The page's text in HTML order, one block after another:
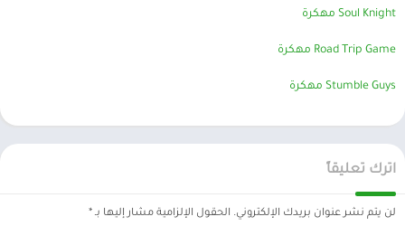
Soul Knight مهكرة
Road Trip Game مهكرة
Stumble Guys مهكرة
اترك تعليقاً
لن يتم نشر عنوان بريدك الإلكتروني. الحقول الإلزامية مشار إليها بـ *